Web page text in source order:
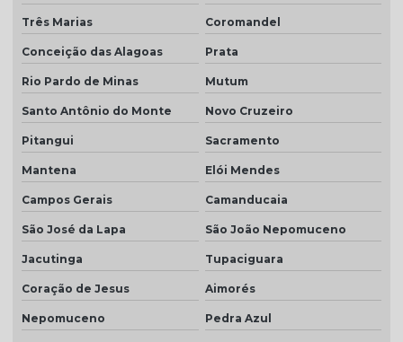
Três Marias Coromandel
Conceição das Alagoas Prata
Rio Pardo de Minas Mutum
Santo Antônio do Monte Novo Cruzeiro
Pitangui Sacramento
Mantena Elói Mendes
Campos Gerais Camanducaia
São José da Lapa São João Nepomuceno
Jacutinga Tupaciguara
Coração de Jesus Aimorés
Nepomuceno Pedra Azul